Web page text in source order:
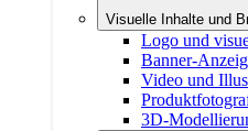
Visuelle Inhalte und
Logo und
Banner-
Video und
3D-